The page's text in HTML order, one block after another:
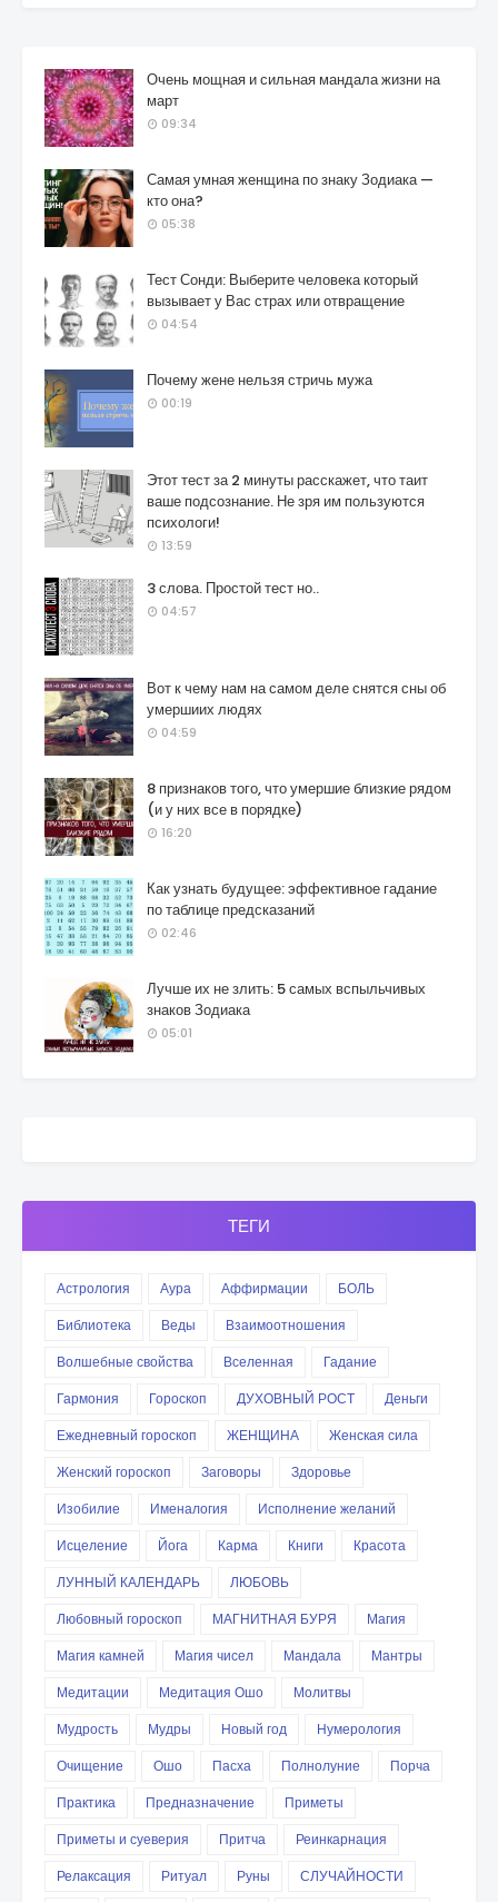
Очень мощная и сильная мандала жизни на
март
09:34
Самая умная женщина по знаку Зодиака —
кто она?
05:38
Тест Сонди: Выберите человека который
вызывает у Вас страх или отвращение
04:54
Почему жене нельзя стричь мужа
00:19
Этот тест за 2 минуты расскажет, что таит
ваше подсознание. Не зря им пользуются
психологи!
13:59
3 слова. Простой тест но..
04:57
Вот к чему нам на самом деле снятся сны об
умершиих людях
04:59
8 признаков того, что умершие близкие рядом
(и у них все в порядке)
16:20
Как узнать будущее: эффективное гадание
по таблице предсказаний
02:46
Лучше их не злить: 5 самых вспыльчивых
знаков Зодиака
05:01
ТЕГИ
Астрология Аура Аффирмации
БОЛЬ
Библиотека
Веды
Взаимоотношения
Волшебные свойства
Вселенная
Гадание
Гармония
Гороскоп ДУХОВНЫЙ РОСТ
Деньги
Ежедневный гороскоп
ЖЕНЩИНА
Женская сила
Женский гороскоп
Заговоры
Здоровье
Изобилие
Именалогия
Исполнение желаний
Исцеление
Йога Карма Книги
Красота
ЛУННЫЙ КАЛЕНДАРЬ
ЛЮБОВЬ
Любовный гороскоп
МАГНИТНАЯ БУРЯ
Магия
Магия камней
Магия чисел Мандала
Мантры
Медитации
Медитация Ошо
Молитвы
Мудрость
Мудры Новый год
Нумерология
Очищение
Ошо Пасха Полнолуние
Порча
Практика
Предназначение
Приметы
Приметы и суеверия
Притча
Реинкарнация
Релаксация
Ритуал Руны
СЛУЧАЙНОСТИ